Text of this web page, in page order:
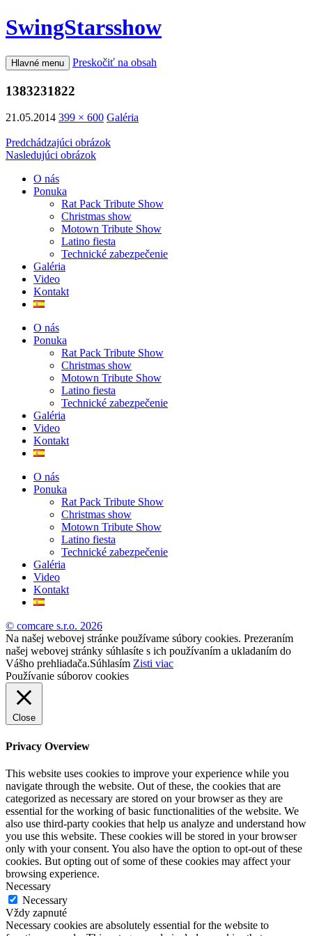
SwingStarsshow
Hlavné menu Preskočiť na obsah
1383231822
21.05.2014 399 × 600 Galéria
Predchádzajúci obrázok
Nasledujúci obrázok
O nás
Ponuka
Rat Pack Tribute Show
Christmas show
Motown Tribute Show
Latino fiesta
Technické zabezpečenie
Galéria
Video
Kontakt
O nás
Ponuka
Rat Pack Tribute Show
Christmas show
Motown Tribute Show
Latino fiesta
Technické zabezpečenie
Galéria
Video
Kontakt
O nás
Ponuka
Rat Pack Tribute Show
Christmas show
Motown Tribute Show
Latino fiesta
Technické zabezpečenie
Galéria
Video
Kontakt
© comcare s.r.o. 2026
Na našej webovej stránke používame súbory cookies. Prezeraním
našej webovej stránky súhlasíte s ich používaním a ukladaním do
Vášho prehliadača.Súhlasím Zisti viac
Používanie súborov cookies
Close
Privacy Overview
This website uses cookies to improve your experience while you
navigate through the website. Out of these, the cookies that are
categorized as necessary are stored on your browser as they are
essential for the working of basic functionalities of the website. We
also use third-party cookies that help us analyze and understand how
you use this website. These cookies will be stored in your browser
only with your consent. You also have the option to opt-out of these
cookies. But opting out of some of these cookies may affect your
browsing experience.
Necessary
Necessary
Vždy zapnuté
Necessary cookies are absolutely essential for the website to